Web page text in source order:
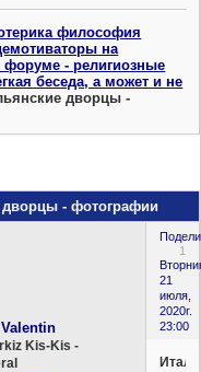
философия
на
форуме - религиозные
беседа, а может и не
дворцы -
дворцы - фотографии
1
21
июля,
2020г.
23:00
Kis-Kis -